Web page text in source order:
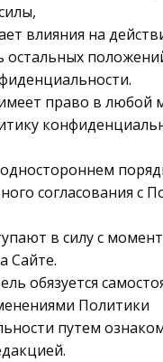
влияния на
остальных
право в любой
согласования с
в силу с
Сайте.
обязуется
Политики
путем